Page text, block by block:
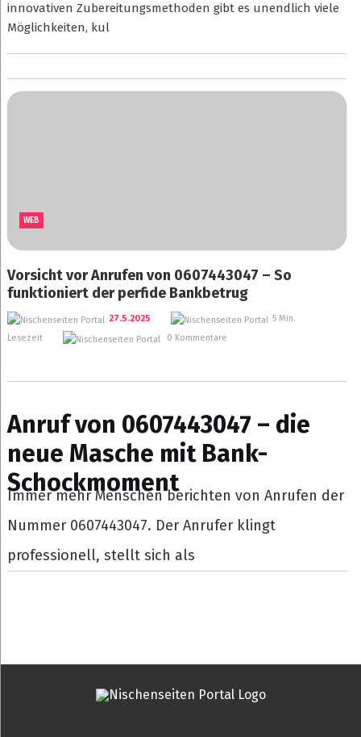
innovativen Zubereitungsmethoden gibt es unendlich viele
Möglichkeiten, kul
WEB
Vorsicht vor Anrufen von 0607443047 – So
funktioniert der perfide Bankbetrug
27.5.2025
5 Min.
Lesezeit
0 Kommentare
Anruf von 0607443047 – die
neue Masche mit Bank-
Schockmoment
Immer mehr Menschen berichten von Anrufen der
Nummer 0607443047. Der Anrufer klingt
professionell, stellt sich als